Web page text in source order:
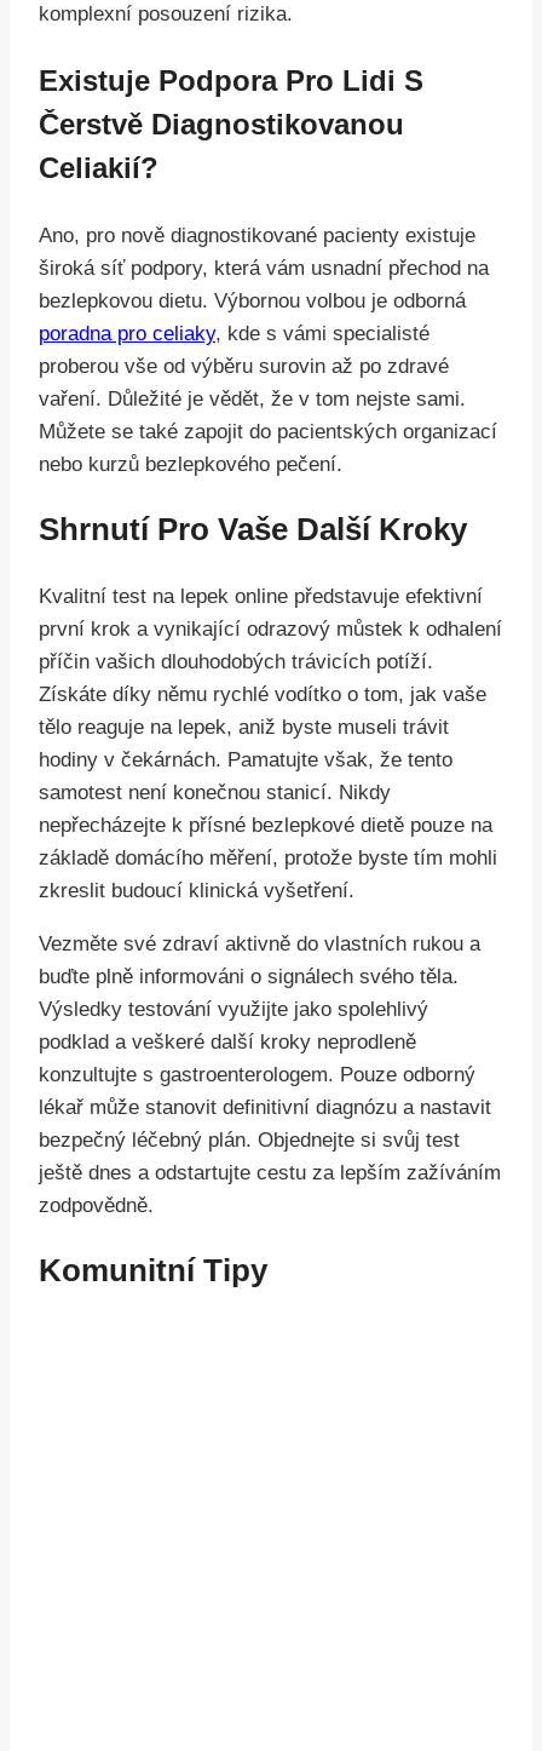
komplexní posouzení rizika.
Existuje Podpora Pro Lidi S
Čerstvě Diagnostikovanou
Celiakií?
Ano, pro nově diagnostikované pacienty existuje
široká síť podpory, která vám usnadní přechod na
bezlepkovou dietu. Výbornou volbou je odborná
poradna pro celiaky, kde s vámi specialisté
proberou vše od výběru surovin až po zdravé
vaření. Důležité je vědět, že v tom nejste sami.
Můžete se také zapojit do pacientských organizací
nebo kurzů bezlepkového pečení.
Shrnutí Pro Vaše Další Kroky
Kvalitní test na lepek online představuje efektivní
první krok a vynikající odrazový můstek k odhalení
příčin vašich dlouhodobých trávicích potíží.
Získáte díky němu rychlé vodítko o tom, jak vaše
tělo reaguje na lepek, aniž byste museli trávit
hodiny v čekárnách. Pamatujte však, že tento
samotest není konečnou stanicí. Nikdy
nepřecházejte k přísné bezlepkové dietě pouze na
základě domácího měření, protože byste tím mohli
zkreslit budoucí klinická vyšetření.
Vezměte své zdraví aktivně do vlastních rukou a
buďte plně informováni o signálech svého těla.
Výsledky testování využijte jako spolehlivý
podklad a veškeré další kroky neprodleně
konzultujte s gastroenterologem. Pouze odborný
lékař může stanovit definitivní diagnózu a nastavit
bezpečný léčebný plán. Objednejte si svůj test
ještě dnes a odstartujte cestu za lepším zažíváním
zodpovědně.
Komunitní Tipy